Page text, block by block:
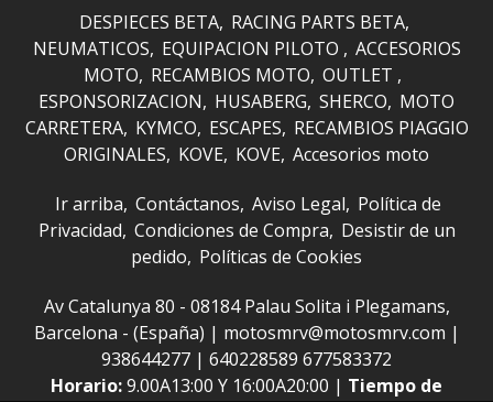
DESPIECES BETA RACING PARTS BETA
NEUMATICOS EQUIPACION PILOTO
ACCESORIOS
MOTO RECAMBIOS MOTO OUTLET
ESPONSORIZACION
HUSABERG SHERCO MOTO
CARRETERA KYMCO ESCAPES RECAMBIOS PIAGGIO
ORIGINALES KOVE KOVE Accesorios moto
Ir arriba Contáctanos Aviso Legal Política de
Privacidad Condiciones de Compra Desistir de un
pedido Políticas de Cookies
Av Catalunya 80 - 08184 Palau Solita i Plegamans,
Barcelona - (España) | motosmrv@motosmrv.com |
938644277 | 640228589 677583372
Horario:9.00A13:00 Y 16:00A20:00 | Tiempo de